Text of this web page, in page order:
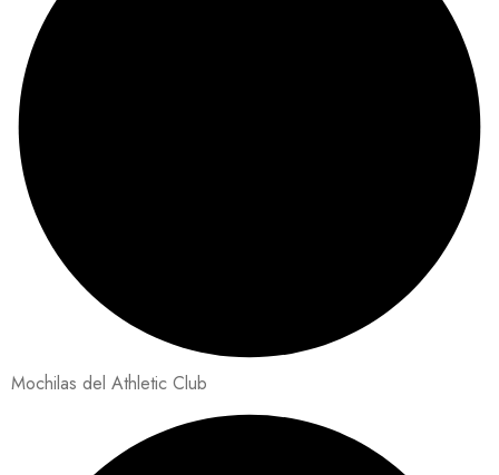
Mochilas del Athletic Club